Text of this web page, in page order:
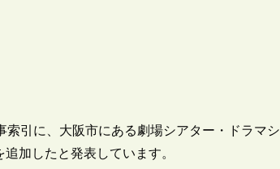
索引に、大阪市にある劇場シアター・ドラマシ
加したと発表しています。